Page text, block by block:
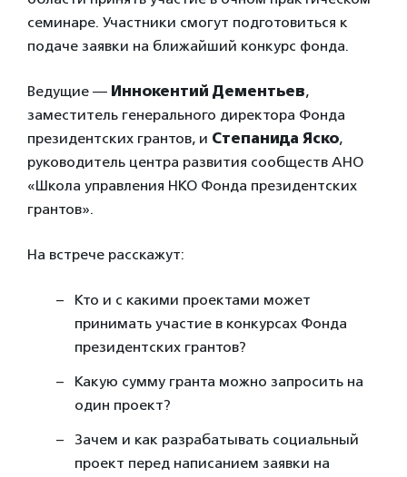
семинаре. Участники смогут подготовиться к
подаче заявки на ближайший конкурс фонда.
Ведущие — Иннокентий Дементьев,
заместитель генерального директора Фонда
президентских грантов, и Степанида Яско,
руководитель центра развития сообществ АНО
«Школа управления НКО Фонда президентских
грантов».
На встрече расскажут:
Кто и с какими проектами может
принимать участие в конкурсах Фонда
президентских грантов?
Какую сумму гранта можно запросить на
один проект?
Зачем и как разрабатывать социальный
проект перед написанием заявки на